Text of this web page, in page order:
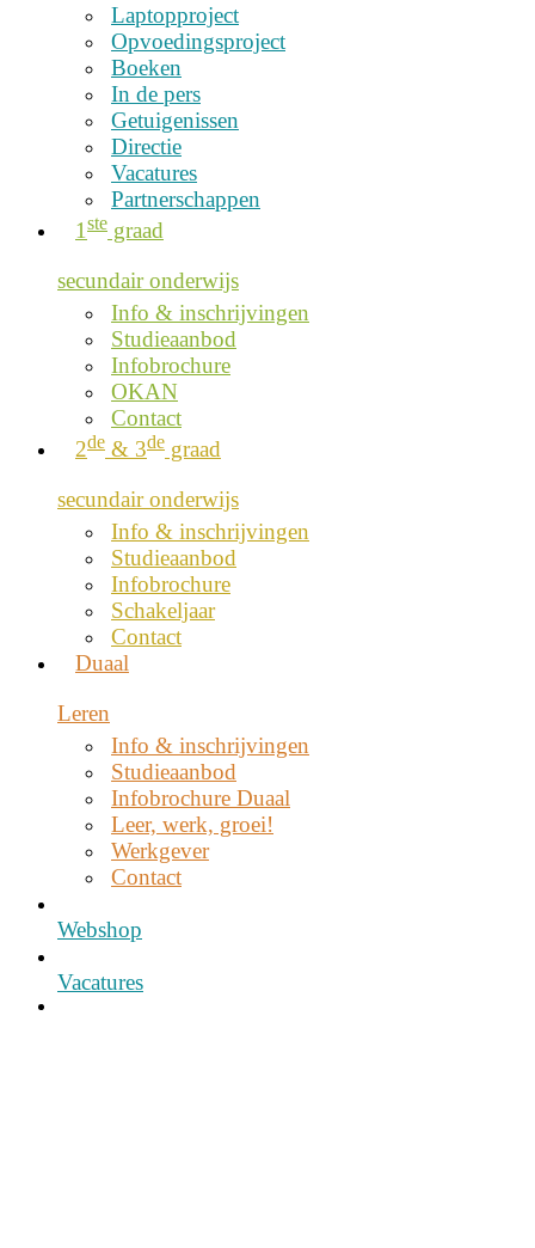
Laptopproject
Opvoedingsproject
Boeken
In de pers
Getuigenissen
Directie
Vacatures
Partnerschappen
1 ste graad
secundair onderwijs
Info & inschrijvingen
Studieaanbod
Infobrochure
OKAN
Contact
2de & 3de graad
secundair onderwijs
Info & inschrijvingen
Studieaanbod
Infobrochure
Schakeljaar
Contact
Duaal
Leren
Info & inschrijvingen
Studieaanbod
Infobrochure Duaal
Leer, werk, groei!
Werkgever
Contact
Webshop
Vacatures